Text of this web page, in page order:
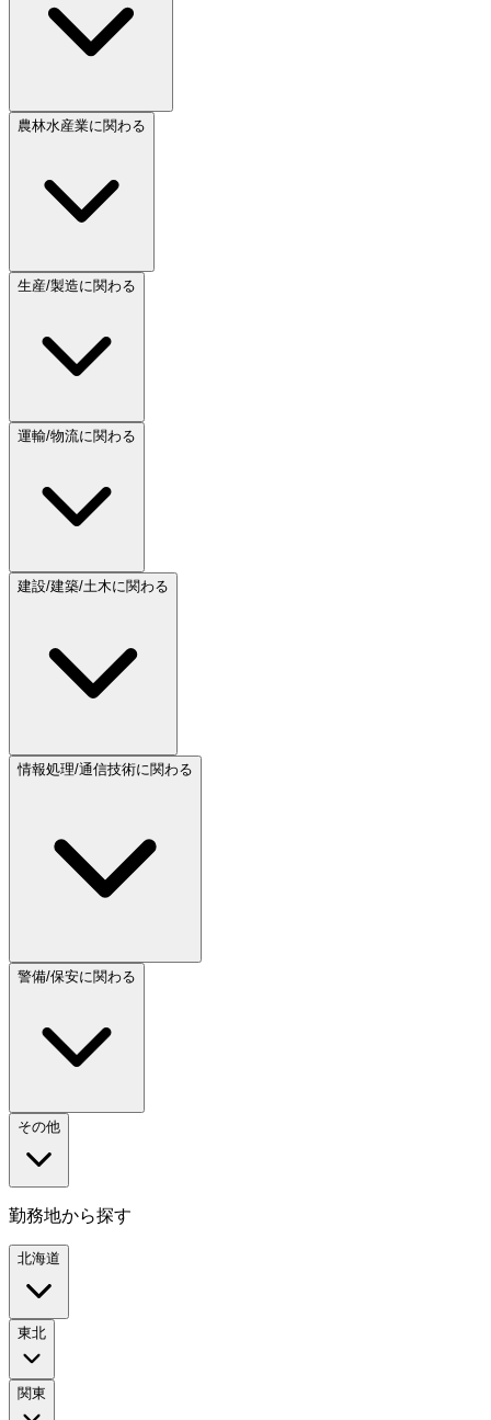
農林水産業に関わる
生産/製造に関わる
運輸/物流に関わる
建設/建築/土木に関わる
情報処理/通信技術に関わる
警備/保安に関わる
その他
勤務地から探す
北海道
東北
関東